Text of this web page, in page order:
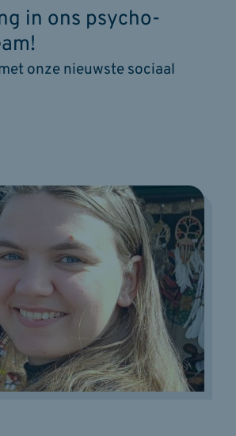
onze nieuwste sociaal
in ons psycho-